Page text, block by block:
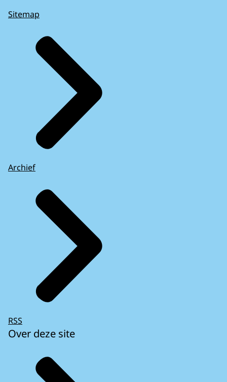
Sitemap
Archief
RSS
Over deze site